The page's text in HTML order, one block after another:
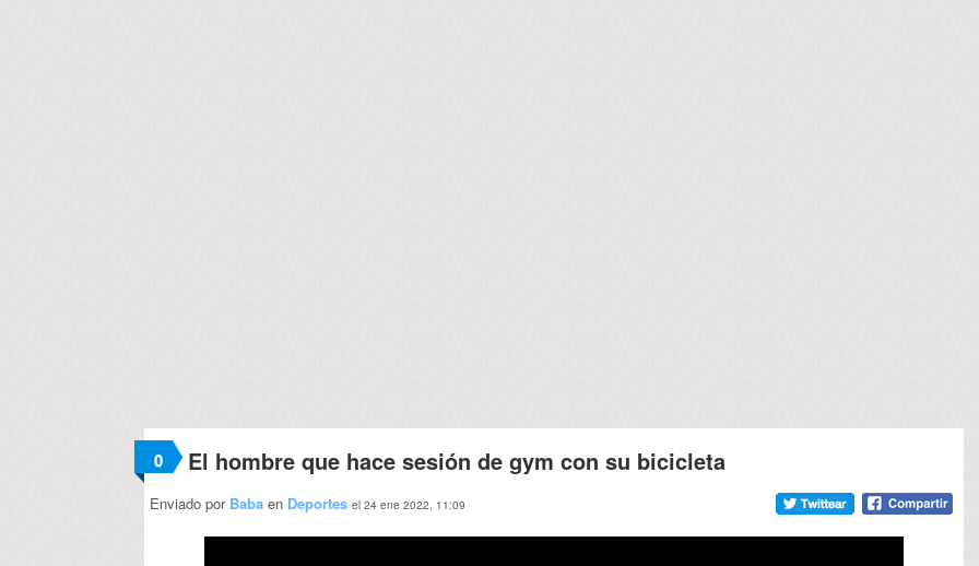
0 El hombre que hace sesión de gym con su bicicleta
Enviado por Baba en Deportes el 24 ene 2022, 11:09